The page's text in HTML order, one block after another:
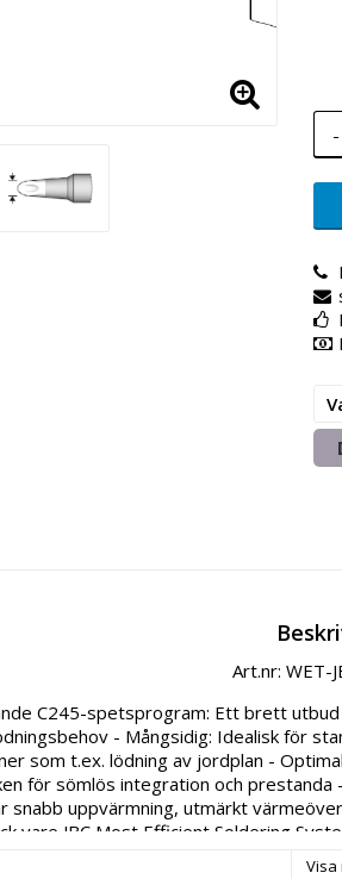
-
Art.nr: WET-
C245-spetsprogram: Ett brett
- Mångsidig: Idealisk för
som t.ex. lödning av jordplan -
för sömlös integration och prestanda
snabb uppvärmning, utmärkt
vare JBC Most Efficient Soldering
hållbarhet jämfört med andra
Visa